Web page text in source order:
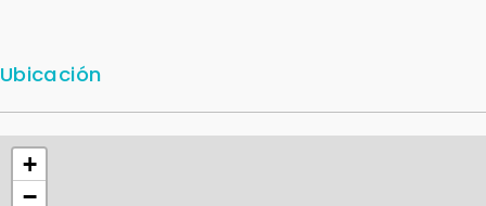
Ubicación
+
−